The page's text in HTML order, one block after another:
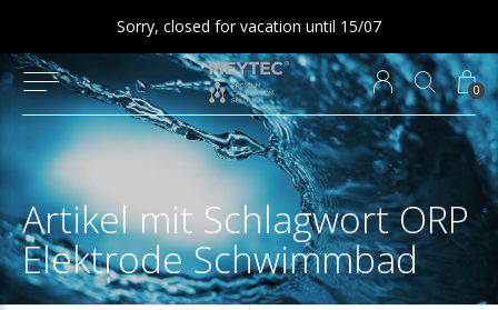
0
Sorry, closed for vacation until 15/07
Artikel mit Schlagwort ORP
Elektrode Schwimmbad